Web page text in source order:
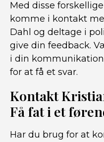
Med disse
komme i kontakt
Dahl og deltage i
give din feedback.
i din
for at få et svar.
Kontakt
Få fat i et
Har du brug for at